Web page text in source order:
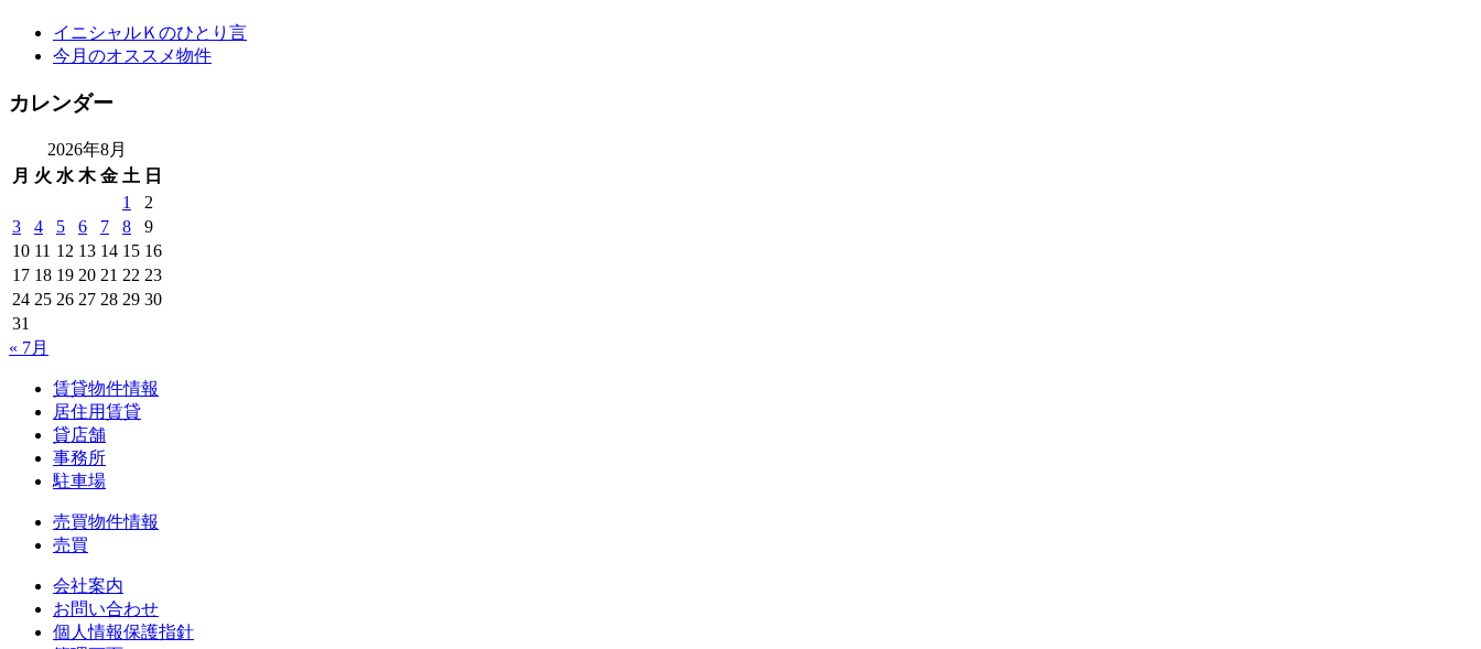
イニシャルＫのひとり言
今月のオススメ物件
カレンダー
2026年8月
月 火 水 木 金 土 日
1
2
3
4 5 6 7 8
9
10 11 12 13 14 15 16
17 18 19 20 21 22 23
24 25 26 27 28 29 30
31
« 7月
賃貸物件情報
居住用賃貸
貸店舗
事務所
駐車場
売買物件情報
売買
会社案内
お問い合わせ
個人情報保護指針